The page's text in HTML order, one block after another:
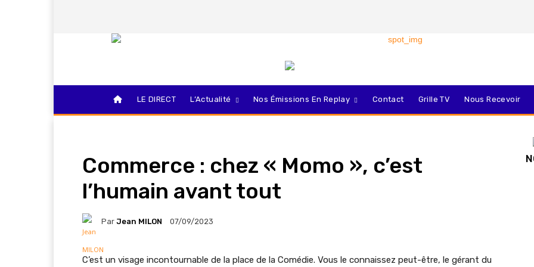
LE DIRECT L’Actualité Nos Émissions En Replay Contact Grille TV Nous Recevoir
Commerce : chez « Momo », c’est
l’humain avant tout
Par Jean MILON 07/09/2023
C’est un visage incontournable de la place de la Comédie. Vous le connaissez peut-être, le gérant du